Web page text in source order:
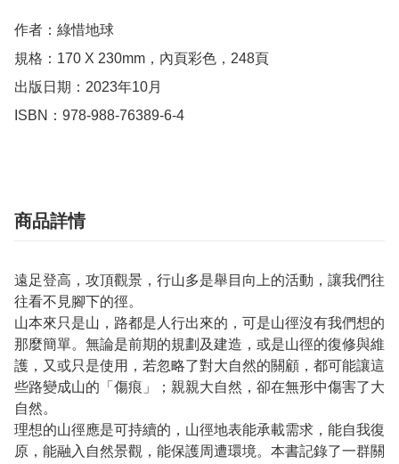
作者：綠惜地球
規格：170 X 230mm，內頁彩色，248頁
出版日期：2023年10月
ISBN：978-988-76389-6-4
商品詳情
遠足登高，攻頂觀景，行山多是舉目向上的活動，讓我們往
往看不見腳下的徑。
山本來只是山，路都是人行出來的，可是山徑沒有我們想的
那麼簡單。無論是前期的規劃及建造，或是山徑的復修與維
護，又或只是使用，若忽略了對大自然的關顧，都可能讓這
些路變成山的「傷痕」；親親大自然，卻在無形中傷害了大
自然。
理想的山徑應是可持續的，山徑地表能承載需求，能自我復
原，能融入自然景觀，能保護周遭環境。本書記錄了一群關